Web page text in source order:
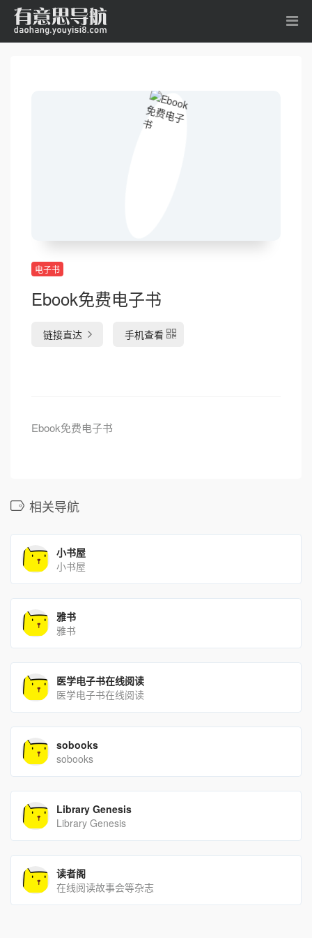
电子书
Ebook免费电子书
链接直达 手机查看
Ebook免费电子书
相关导航
小书屋
小书屋
雅书
雅书
医学电子书在线阅读
医学电子书在线阅读
sobooks
sobooks
Library Genesis
Library Genesis
读者阁
在线阅读故事会等杂志